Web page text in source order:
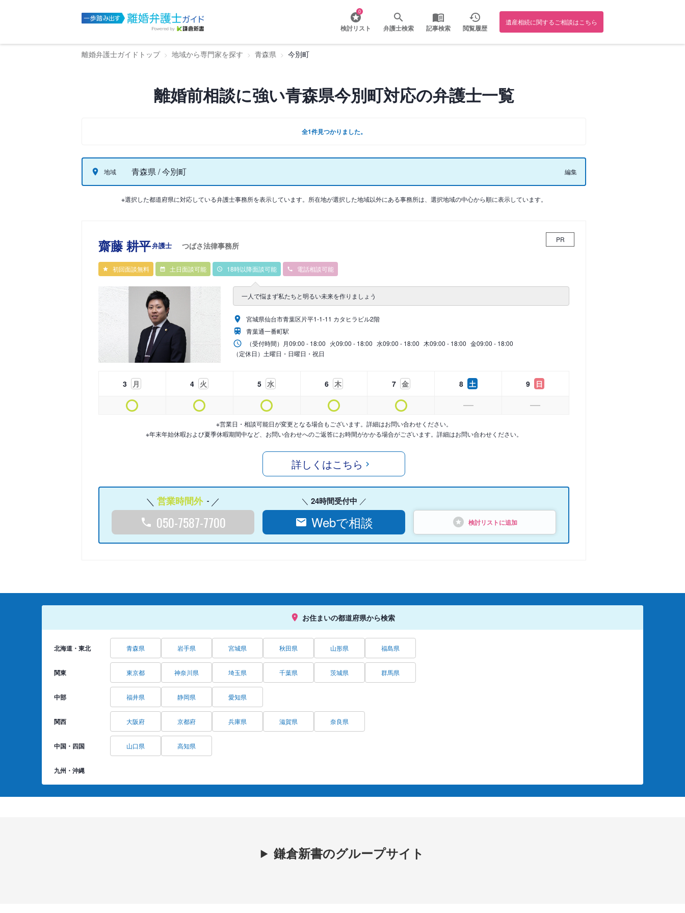
0
検討リスト 弁護士検索 記事検索 閲覧履歴
遺産相続に関するご相談はこちら
離婚弁護士ガイドトップ 地域から専門家を探す 青森県 今別町
離婚前相談に強い青森県今別町対応の弁護士一覧
全1件見つかりました。
地域 青森県 / 今別町 編集
※選択した都道府県に対応している弁護士事務所を表示しています。所在地が選択した地域以外にある事務所は、選択地域の中心から順に表示しています。
齋藤 耕平弁護士 つばさ法律事務所
PR
初回面談無料 土日面談可能 18時以降面談可能 電話相談可能
一人で悩まず私たちと明るい未来を作りましょう
宮城県仙台市青葉区片平1-1-11 カタヒラビル2階
青葉通一番町駅
（受付時間） 月09:00 - 18:00 火09:00 - 18:00 水09:00 - 18:00 木09:00 - 18:00 金09:00 - 18:00
（定休日）土曜日・日曜日・祝日
3 月 4 火 5 水 6 木 7 金 8 土 9 日
※営業日・相談可能日が変更となる場合もございます。詳細はお問い合わせください。
※年末年始休暇および夏季休暇期間中など、お問い合わせへのご返答にお時間がかかる場合がございます。詳細はお問い合わせください。
詳しくはこちら
営業時間外 -
050-7587-7700
24時間受付中
Webで相談 検討リストに追加
お住まいの都道府県から検索
北海道・東北 青森県 岩手県 宮城県 秋田県 山形県 福島県
関東 東京都 神奈川県 埼玉県 千葉県 茨城県 群馬県
中部 福井県 静岡県 愛知県
関西 大阪府 京都府 兵庫県 滋賀県 奈良県
中国・四国 山口県 高知県
九州・沖縄
鎌倉新書のグループサイト